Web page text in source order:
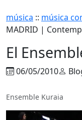
música :: música
MADRID |
El
06/05/2010
Ensemble Kuraia